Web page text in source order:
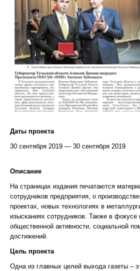
Даты проекта
30 сентября 2019 — 30 сентября 2019
Описание
На страницах издания печатаются
сотрудников предприятия, о
проектах, новых технологиях в
изысканиях сотрудников. Также в фокусе
общественной активности, социальной
достижений.
Цель проекта
Одна из главных целей выхода газеты –